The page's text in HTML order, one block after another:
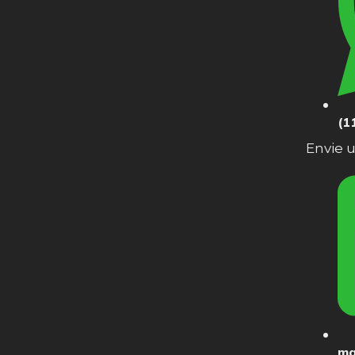
Envie